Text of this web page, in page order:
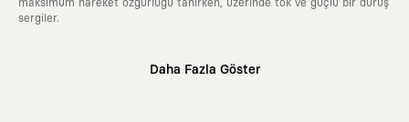
maksimum hareket özgürlüğü tanırken, üzerinde tok ve güçlü bir duruş
sergiler.
Daha Fazla Göster